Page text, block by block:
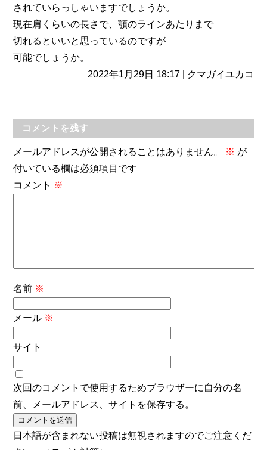
されていらっしゃいますでしょうか。
現在肩くらいの長さで、顎のラインあたりまで
切れるといいと思っているのですが
可能でしょうか。
2022年1月29日 18:17 | クマガイユカコ
コメントを残す
メールアドレスが公開されることはありません。 ※ が
付いている欄は必須項目です
コメント ※
名前 ※
メール ※
サイト
次回のコメントで使用するためブラウザーに自分の名
前、メールアドレス、サイトを保存する。
日本語が含まれない投稿は無視されますのでご注意くだ